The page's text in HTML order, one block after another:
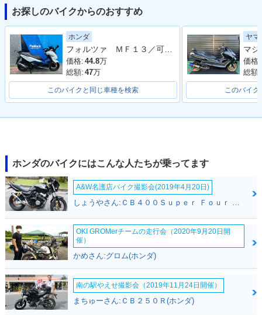
2011年 FORZA Z A
BS・マイナーチェン
ジ
カラーチェンジ
2010年 FORZA Z A
UDIO Package・マ
イナーチェンジ
BS AUDIO Packag
e・マイナーチェン
ジ
BS・マイナーチェン
ジ
マイナーチェンジ
BS・カラーチェンジ
加
お探しのバイクからのおすすめ
ホンダ
フォルツァ ＭＦ１３／可動式スクリーン／フルＬＥＤ／ＥＴＣ付き／グリップヒーター
価格: 44.8万
総額: 47万
このバイクと同じ車種を検索
ヤマ
価格:
総額:
このバイク
ホンダのバイクにはこんな人たちが乗ってます
A&W名護店バイク撮影会(2019年4月20日)
OKI GROMerチームの走行会（2020年9月20日開
催）
かめさん:グロム(ホンダ)
南の駅やえせ撮影会（2019年11月24日開催）
まちゅーさん:ＣＢ２５０Ｒ(ホンダ)